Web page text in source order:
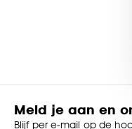
Meld je aan en
Blijf per e-mail op de